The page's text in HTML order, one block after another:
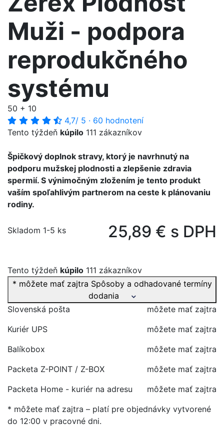
Muži - podpora
reprodukčného
systému
50 + 10
4,7/ 5 · 60 hodnotení
Tento týždeň kúpilo 111 zákazníkov
Špičkový doplnok stravy, ktorý je navrhnutý na
podporu mužskej plodnosti a zlepšenie zdravia
spermií. S výnimočným zložením je tento produkt
vaším spoľahlivým partnerom na ceste k plánovaniu
rodiny.
Skladom 1-5 ks 25,89 € s DPH
Tento týždeň kúpilo 111 zákazníkov
* môžete mať zajtra Spôsoby a odhadované termíny
dodania
Slovenská pošta
môžete mať zajtra
Kuriér UPS
môžete mať zajtra
Balíkobox
môžete mať zajtra
Packeta Z-POINT / Z-BOX
môžete mať zajtra
Packeta Home - kuriér na adresu
môžete mať zajtra
* môžete mať zajtra – platí pre objednávky vytvorené
do 12:00 v pracovné dni.